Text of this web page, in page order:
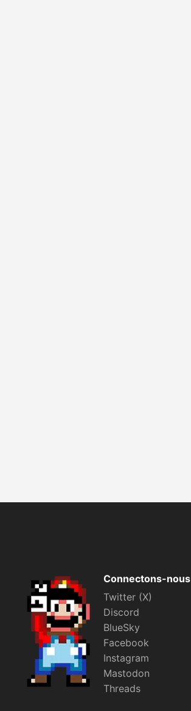
Connectons-nous
Twitter (X)
Discord
BlueSky
Facebook
Instagram
Mastodon
Threads